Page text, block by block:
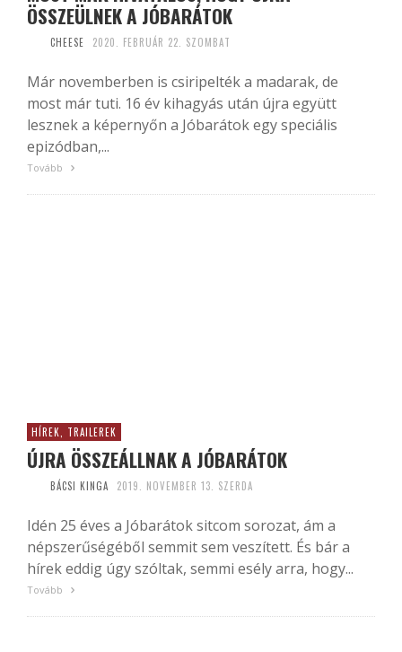
ÖSSZEÜLNEK A JÓBARÁTOK
CHEESE 2020. FEBRUÁR 22. SZOMBAT
Már novemberben is csiripelték a madarak, de
most már tuti. 16 év kihagyás után újra együtt
lesznek a képernyőn a Jóbarátok egy speciális
epizódban,...
Tovább
HÍREK, TRAILEREK
ÚJRA ÖSSZEÁLLNAK A JÓBARÁTOK
BÁCSI KINGA 2019. NOVEMBER 13. SZERDA
Idén 25 éves a Jóbarátok sitcom sorozat, ám a
népszerűségéből semmit sem veszített. És bár a
hírek eddig úgy szóltak, semmi esély arra, hogy...
Tovább